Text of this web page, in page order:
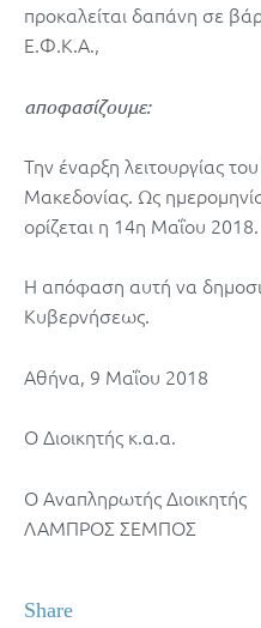
προκαλείται δαπάνη σε
Ε.Φ.Κ.Α.,
αποφασίζουμε:
Την έναρξη λειτουργίας
Μακεδονίας. Ως
ορίζεται η 14η Μαΐου 2018.
Η απόφαση αυτή να
Κυβερνήσεως.
Αθήνα, 9 Μαΐου 2018
Ο Διοικητής κ.α.α.
Ο Αναπληρωτής Διοικητής
ΛΑΜΠΡΟΣ ΣΕΜΠΟΣ
Share